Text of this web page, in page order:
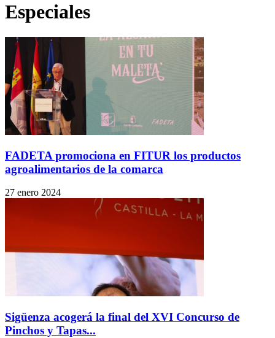
Especiales
FADETA promociona en FITUR los productos
agroalimentarios de la comarca
27 enero 2024
Sigüenza acogerá la final del XVI Concurso de
Pinchos y Tapas...